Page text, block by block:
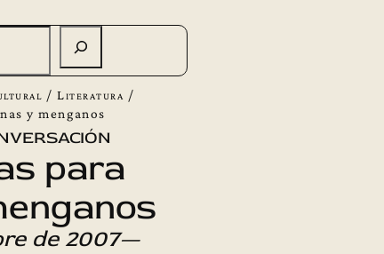
/Literatura /
y menganos
para
de 2007—